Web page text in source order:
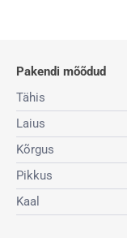
Pakendi mõõdud
Tähis
Laius
Kõrgus
Pikkus
Kaal